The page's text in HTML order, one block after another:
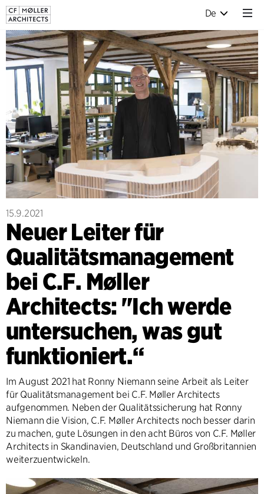
De
15.9.2021
Neuer Leiter für
Qualitätsmanagement
bei C.F. Møller
Architects: "Ich werde
untersuchen, was gut
funktioniert.“
Im August 2021 hat Ronny Niemann seine Arbeit als Leiter
für Qualitätsmanagement bei C.F. Møller Architects
aufgenommen. Neben der Qualitätssicherung hat Ronny
Niemann die Vision, C.F. Møller Architects noch besser darin
zu machen, gute Lösungen in den acht Büros von C.F. Møller
Architects in Skandinavien, Deutschland und Großbritannien
weiterzuentwickeln.